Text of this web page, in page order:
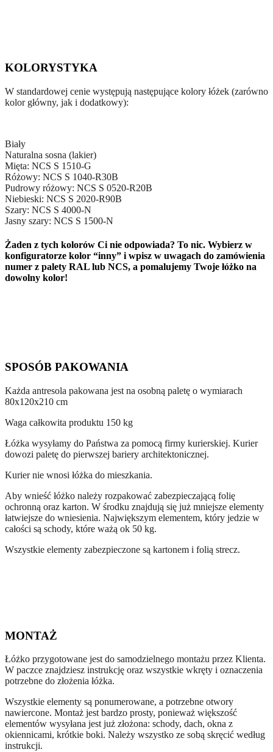
KOLORYSTYKA
W standardowej cenie występują następujące kolory łóżek (zarówno
kolor główny, jak i dodatkowy):
Biały
Naturalna sosna (lakier)
Mięta: NCS S 1510-G
Różowy: NCS S 1040-R30B
Pudrowy różowy: NCS S 0520-R20B
Niebieski: NCS S 2020-R90B
Szary: NCS S 4000-N
Jasny szary: NCS S 1500-N
Żaden z tych kolorów Ci nie odpowiada? To nic. Wybierz w
konfiguratorze kolor “inny” i wpisz w uwagach do zamówienia
numer z palety RAL lub NCS, a pomalujemy Twoje łóżko na
dowolny kolor!
SPOSÓB PAKOWANIA
Każda antresola pakowana jest na osobną paletę o wymiarach
80x120x210 cm
Waga całkowita produktu 150 kg
Łóżka wysyłamy do Państwa za pomocą firmy kurierskiej. Kurier
dowozi paletę do pierwszej bariery architektonicznej.
Kurier nie wnosi łóżka do mieszkania.
Aby wnieść łóżko należy rozpakować zabezpieczającą folię
ochronną oraz karton. W środku znajdują się już mniejsze elementy
łatwiejsze do wniesienia. Największym elementem, który jedzie w
całości są schody, które ważą ok 50 kg.
Wszystkie elementy zabezpieczone są kartonem i folią strecz.
MONTAŻ
Łóżko przygotowane jest do samodzielnego montażu przez Klienta.
W paczce znajdziesz instrukcję oraz wszystkie wkręty i oznaczenia
potrzebne do złożenia łóżka.
Wszystkie elementy są ponumerowane, a potrzebne otwory
nawiercone. Montaż jest bardzo prosty, ponieważ większość
elementów wysyłana jest już złożona: schody, dach, okna z
okiennicami, krótkie boki. Należy wszystko ze sobą skręcić według
instrukcji.